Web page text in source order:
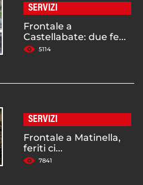
SERVIZI
Frontale a
Castellabate: due fe...
5114
SERVIZI
Frontale a Matinella,
feriti ci...
7841